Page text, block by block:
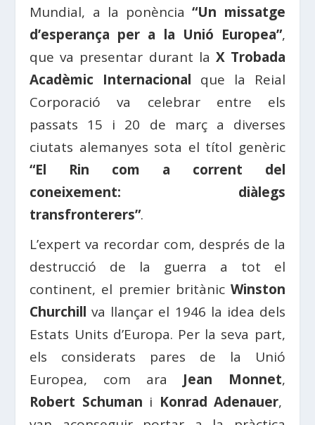
Mundial, a la ponència“Un missatge
d’esperança per a la Unió Europea”,
que va presentar durant la X Trobada
Acadèmic Internacional que la Reial
Corporació va celebrar entre els
passats 15 i 20 de març a diverses
ciutats alemanyes sota el títol genèric
“El Rin com a corrent del
coneixement: diàlegs
transfronterers”.
L’expert va recordar com, després de la
destrucció de la guerra a tot el
continent, el premier britànic Winston
Churchill va llançar el 1946 la idea dels
Estats Units d’Europa. Per la seva part,
els considerats pares de la Unió
Europea, com ara Jean Monnet,
Robert Schuman i Konrad Adenauer,